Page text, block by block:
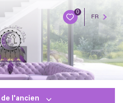
0
FR
de l'ancien